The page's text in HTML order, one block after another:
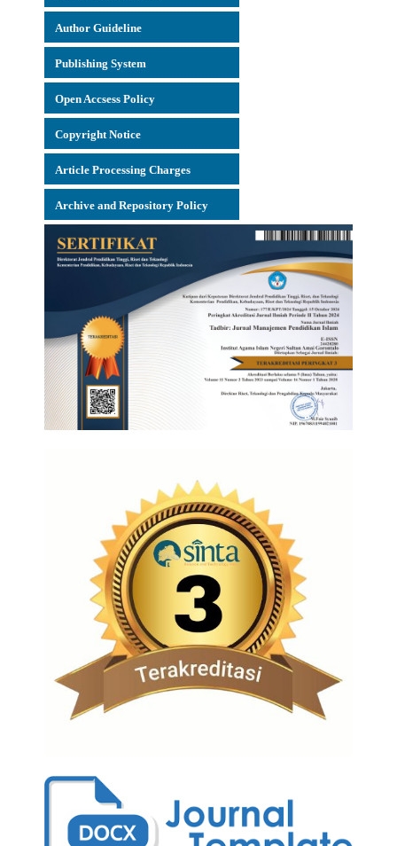
Author Guideline
Publishing System
Open Accsess Policy
Copyright Notice
Article Processing Charges
Archive and Repository Policy